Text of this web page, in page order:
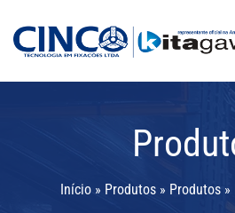
Início » Produtos » Produtos »